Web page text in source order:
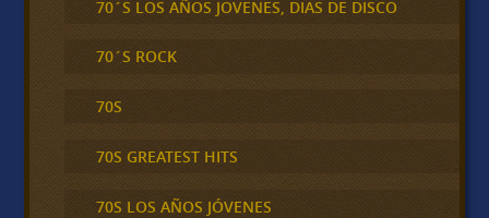
70´S LOS AÑOS JOVENES, DIAS DE DISCO
70´S ROCK
70S
70S GREATEST HITS
70S LOS AÑOS JÓVENES